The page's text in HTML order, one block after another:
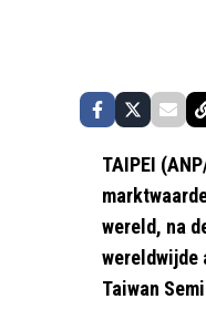
TAIPEI
wereld, na
wereldwijde
Taiwan